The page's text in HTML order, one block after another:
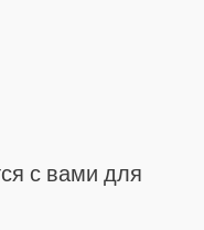
с вами для